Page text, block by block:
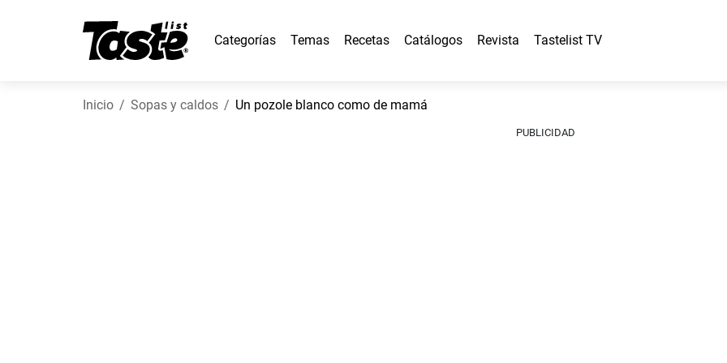
Categorías Temas Recetas Catálogos Revista Tastelist TV
Inicio Sopas y caldos Un pozole blanco como de mamá
PUBLICIDAD